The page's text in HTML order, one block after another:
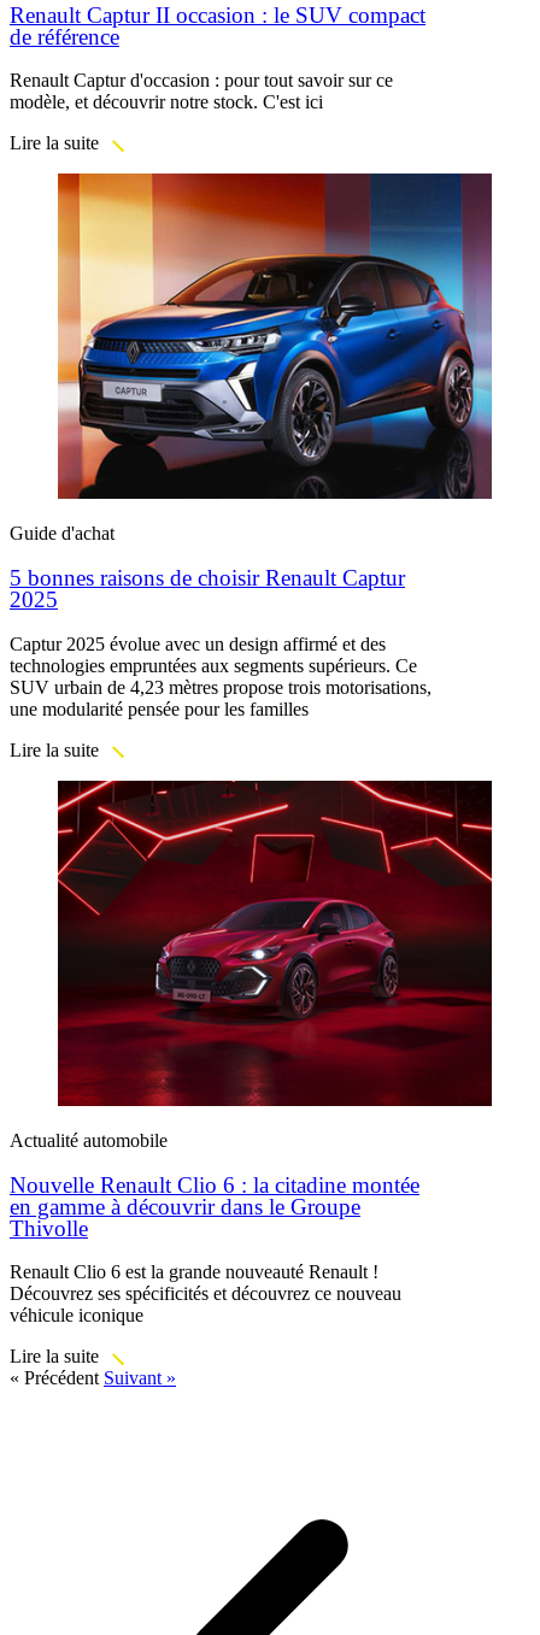
Renault Captur II occasion : le SUV compact
de référence
Renault Captur d'occasion : pour tout savoir sur ce
modèle, et découvrir notre stock. C'est ici
Lire la suite
Guide d'achat
5 bonnes raisons de choisir Renault Captur
2025
Captur 2025 évolue avec un design affirmé et des
technologies empruntées aux segments supérieurs. Ce
SUV urbain de 4,23 mètres propose trois motorisations,
une modularité pensée pour les familles
Lire la suite
Actualité automobile
Nouvelle Renault Clio 6 : la citadine montée
en gamme à découvrir dans le Groupe
Thivolle
Renault Clio 6 est la grande nouveauté Renault !
Découvrez ses spécificités et découvrez ce nouveau
véhicule iconique
Lire la suite
« Précédent Suivant »